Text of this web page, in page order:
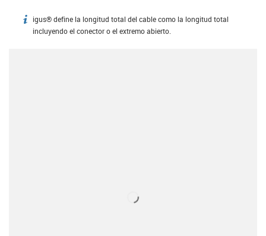
igus-icon-info
igus® define la longitud total del cable como la longitud total
incluyendo el conector o el extremo abierto.